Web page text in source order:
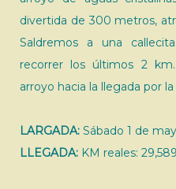
divertida de 300 metros,
Saldremos a una
recorrer los últimos 2
arroyo hacia la llegada por
LARGADA: Sábado 1 de
LLEGADA: KM reales: